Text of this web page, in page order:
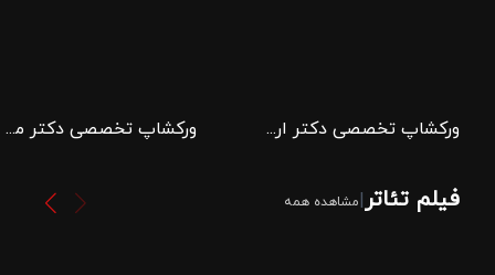
ورکشاپ تخصصی دکتر اردشیر مهرآبادی ورکشاپ تخصصی دکتر مهدی حامد سقایان
فیلم تئاتر|مشاهده همه